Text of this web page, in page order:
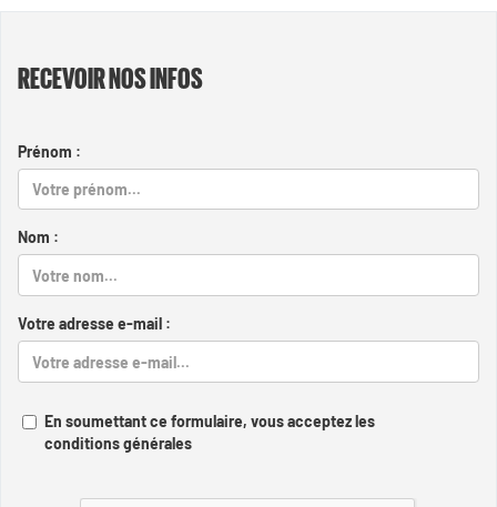
RECEVOIR NOS INFOS
Prénom :
Nom :
Votre adresse e-mail :
En soumettant ce formulaire, vous acceptez les
conditions générales